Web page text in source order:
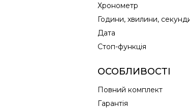
Хронометр
Години, хвилини,
Дата
Cтоп-функція
ОСОБЛИВОСТІ
Повний комплект
Гарантія